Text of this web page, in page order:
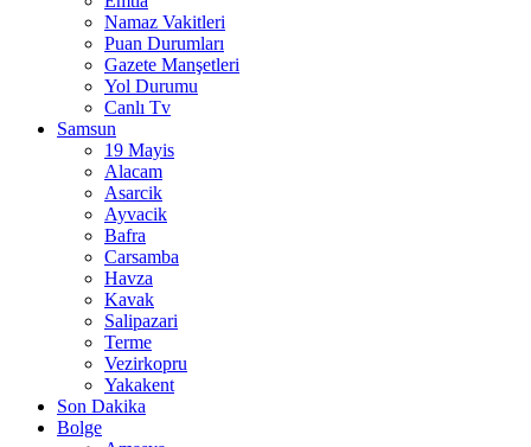
Namaz Vakitleri
Puan Durumları
Gazete Manşetleri
Yol Durumu
Canlı Tv
Samsun
19 Mayis
Alacam
Asarcik
Ayvacik
Bafra
Carsamba
Havza
Kavak
Salipazari
Terme
Vezirkopru
Yakakent
Son Dakika
Bolge